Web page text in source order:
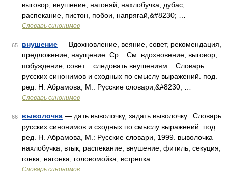
выговор, внушение, нагоняй, нахлобучка, дубас,
распекание, пистон, побои, напрягай,&#8230; …
Словарь синонимов
65 внушение — Вдохновление, веяние, совет, рекомендация,
предложение, наущение. Ср. . См. вдохновение, выговор,
побуждение, совет .. следовать внушениям... Словарь
русских синонимов и сходных по смыслу выражений. под.
ред. Н. Абрамова, М.: Русские словари,&#8230; …
Словарь синонимов
66 выволочка — дать выволочку, задать выволочку.. Словарь
русских синонимов и сходных по смыслу выражений. под.
ред. Н. Абрамова, М.: Русские словари, 1999. выволочка
нахлобучка, втык, распекание, внушение, фитиль, секуция,
гонка, нагонка, головомойка, встрепка …
Словарь синонимов